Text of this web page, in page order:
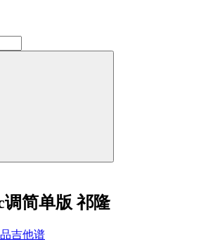
调简单版 祁隆
吉他谱